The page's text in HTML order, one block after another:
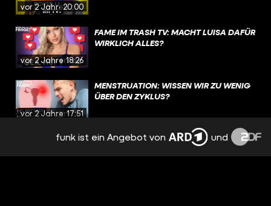
vor 2 Jahren20:00
vor 2 Jahren18:26
FAME IM TRASH TV: MACHT LUISA DAFÜR
WIRKLICH ALLES?
vor 2 Jahren17:51
MENSTRUATION: WISSEN WIR ZU WENIG
ÜBER DEN ZYKLUS?
EMOTIONEN, TRENNUNG,
NERVENZUSAMMENBRUCH: PMS
funk ist ein Angebot von und